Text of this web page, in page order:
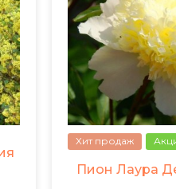
Хит продаж
Пион Лаура